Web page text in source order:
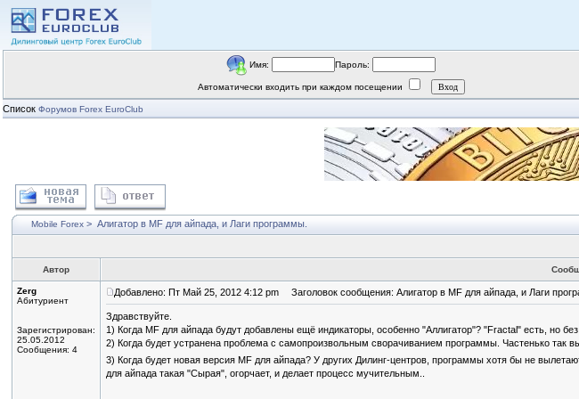
Имя: Пароль:
Автоматически входить при каждом посещении
Список Форумов Forex EuroClub
Mobile Forex > Алигатор в MF для айпада, и Лаги программы.
Автор
Zerg
Абитуриент
Зарегистрирован:
25.05.2012
Сообщения: 4
Добавлено: Пт Май 25, 2012 4:12 pm Заголовок сообщения: Алигатор в MF для айпада, и Лаги
Здравствуйте.
1) Когда MF для айпада будут добавлены ещё индикаторы, особенно "Аллигатор"? "Fractal" есть, но без
2) Когда будет устранена проблема с самопроизвольным сворачиванием программы. Частенько так
3) Когда будет новая версия MF для айпада? У других Дилинг-центров, программы хотя бы не
для айпада такая "Сырая", огорчает, и делает процесс мучительным..